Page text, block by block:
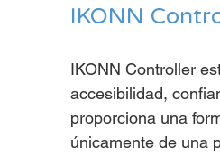
IKONN
IKONN Controller
accesibilidad,
proporciona una
únicamente de una